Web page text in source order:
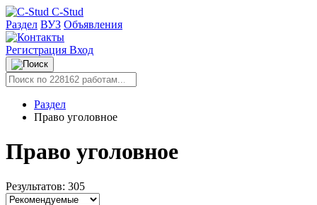
C-Stud
Раздел ВУЗ Объявления
Регистрация Вход
Раздел
Право уголовное
Право уголовное
Результатов: 305